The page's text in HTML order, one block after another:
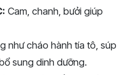
Cam, chanh, bưởi giúp
như cháo hành tía tô, súp
sung dinh dưỡng.